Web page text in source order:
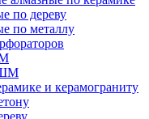
по дереву
по металлу
и керамограниту